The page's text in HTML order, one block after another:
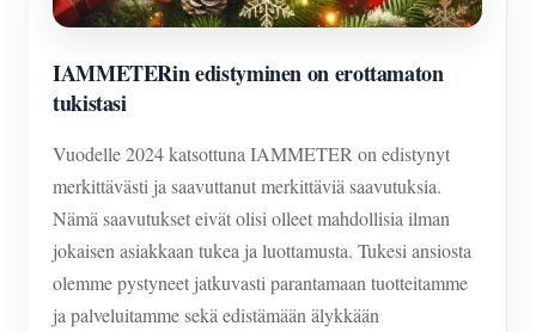
IAMMETERin edistyminen on erottamaton
tukistasi
Vuodelle 2024 katsottuna IAMMETER on edistynyt
merkittävästi ja saavuttanut merkittäviä saavutuksia.
Nämä saavutukset eivät olisi olleet mahdollisia ilman
jokaisen asiakkaan tukea ja luottamusta. Tukesi ansiosta
olemme pystyneet jatkuvasti parantamaan tuotteitamme
ja palveluitamme sekä edistämään älykkään